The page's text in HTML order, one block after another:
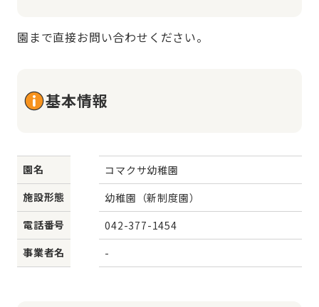
園まで直接お問い合わせください。
基本情報
園名
コマクサ幼稚園
施設形態
幼稚園（新制度園）
電話番号
042-377-1454
事業者名
-